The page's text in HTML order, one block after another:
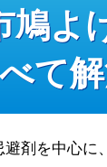
鳩よ
て
剤を中心に